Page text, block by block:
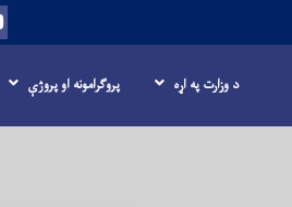
د وزارت په اړه پروګرامونه او پروژې